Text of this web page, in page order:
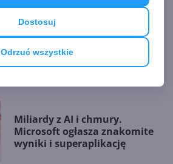
Odrzuć wszystkie
Dostosuj
Lista zmian w Microsoft 365
Copilot. Podsumowanie lipca
2026
Miliardy z AI i chmury.
Microsoft ogłasza znakomite
wyniki i superaplikację